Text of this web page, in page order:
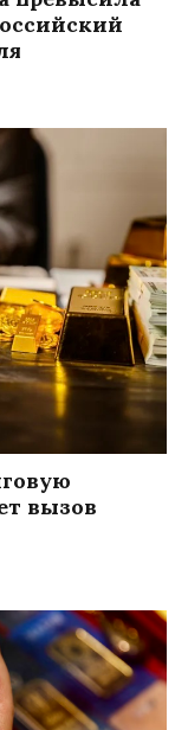
вызов